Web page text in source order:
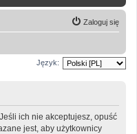
Zaloguj się
Język:
ich nie akceptujesz, opuść
jest, aby użytkownicy